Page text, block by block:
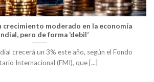
crecimiento moderado en la economía
pero de forma ‘debil’
crecerá un 3% este año, según el Fondo
Internacional (FMI), que [...]